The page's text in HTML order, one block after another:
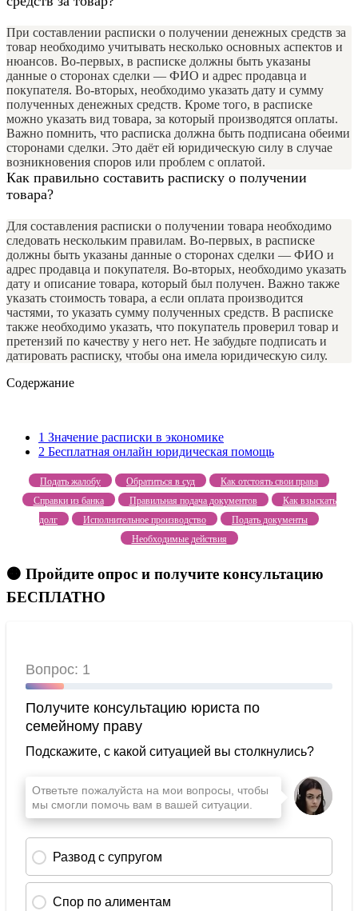
При составлении расписки о получении денежных средств за
товар необходимо учитывать несколько основных аспектов и
нюансов. Во-первых, в расписке должны быть указаны
данные о сторонах сделки — ФИО и адрес продавца и
покупателя. Во-вторых, необходимо указать дату и сумму
полученных денежных средств. Кроме того, в расписке
можно указать вид товара, за который производятся оплаты.
Важно помнить, что расписка должна быть подписана обеими
сторонами сделки. Это даёт ей юридическую силу в случае
возникновения споров или проблем с оплатой.
Как правильно составить расписку о получении
товара?
Для составления расписки о получении товара необходимо
следовать нескольким правилам. Во-первых, в расписке
должны быть указаны данные о сторонах сделки — ФИО и
адрес продавца и покупателя. Во-вторых, необходимо указать
дату и описание товара, который был получен. Важно также
указать стоимость товара, а если оплата производится
частями, то указать сумму полученных средств. В расписке
также необходимо указать, что покупатель проверил товар и
претензий по качеству у него нет. Не забудьте подписать и
датировать расписку, чтобы она имела юридическую силу.
Содержание
1 Значение расписки в экономике
2 Бесплатная онлайн юридическая помощь
Подать жалобу Обратиться в суд
Как отстоять свои права
Справки из банка
Правильная подача документов
Как взыскать
долг
Исполнительное производство
Подать документы
Необходимые действия
🟠 Пройдите опрос и получите консультацию
БЕСПЛАТНО